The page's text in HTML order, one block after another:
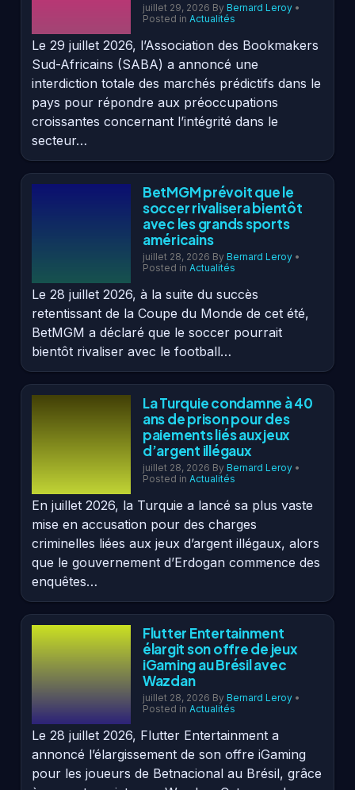
juillet 29, 2026 By Bernard Leroy •
Posted in Actualités
Le 29 juillet 2026, l’Association des Bookmakers
Sud-Africains (SABA) a annoncé une
interdiction totale des marchés prédictifs dans le
pays pour répondre aux préoccupations
croissantes concernant l’intégrité dans le
secteur…
BetMGM prévoit que le
soccer rivalisera bientôt
avec les grands sports
américains
juillet 28, 2026 By Bernard Leroy •
Posted in Actualités
Le 28 juillet 2026, à la suite du succès
retentissant de la Coupe du Monde de cet été,
BetMGM a déclaré que le soccer pourrait
bientôt rivaliser avec le football…
La Turquie condamne à 40
ans de prison pour des
paiements liés aux jeux
d’argent illégaux
juillet 28, 2026 By Bernard Leroy •
Posted in Actualités
En juillet 2026, la Turquie a lancé sa plus vaste
mise en accusation pour des charges
criminelles liées aux jeux d’argent illégaux, alors
que le gouvernement d’Erdogan commence des
enquêtes…
Flutter Entertainment
élargit son offre de jeux
iGaming au Brésil avec
Wazdan
juillet 28, 2026 By Bernard Leroy •
Posted in Actualités
Le 28 juillet 2026, Flutter Entertainment a
annoncé l’élargissement de son offre iGaming
pour les joueurs de Betnacional au Brésil, grâce